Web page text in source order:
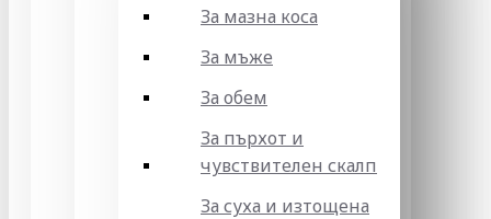
За мазна коса
За мъже
За обем
За пърхот и
чувствителен скалп
За суха и изтощена